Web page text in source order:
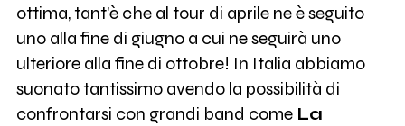
ottima, tant'è che al tour di aprile ne è seguito
uno alla fine di giugno a cui ne seguirà uno
ulteriore alla fine di ottobre! In Italia abbiamo
suonato tantissimo avendo la possibilità di
confrontarsi con grandi band come La